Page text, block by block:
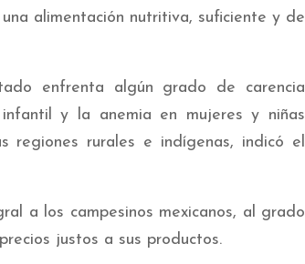
alimentación nutritiva, suficiente y de
enfrenta algún grado de carencia
y la anemia en mujeres y niñas
regiones rurales e indígenas, indicó el
a los campesinos mexicanos, al grado
justos a sus productos.